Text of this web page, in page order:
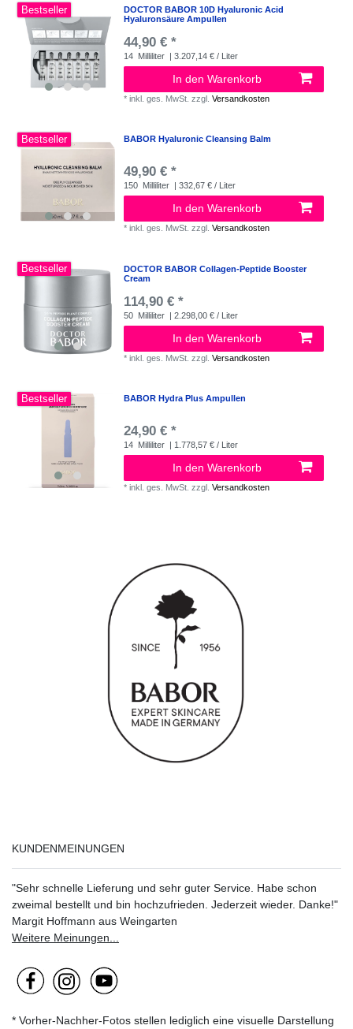
Bestseller
DOCTOR BABOR 10D Hyaluronic Acid
Hyaluronsäure Ampullen
44,90 € *
14 Milliliter | 3.207,14 € / Liter
In den Warenkorb
*inkl. ges. MwSt. zzgl.Versandkosten
Bestseller BABOR Hyaluronic Cleansing Balm
49,90 € *
150 Milliliter | 332,67 € / Liter
In den Warenkorb
*inkl. ges. MwSt. zzgl.Versandkosten
Bestseller
DOCTOR BABOR Collagen-Peptide Booster
Cream
114,90 € *
50 Milliliter | 2.298,00 € / Liter
In den Warenkorb
*inkl. ges. MwSt. zzgl.Versandkosten
Bestseller BABOR Hydra Plus Ampullen
24,90 € *
14 Milliliter | 1.778,57 € / Liter
In den Warenkorb
*inkl. ges. MwSt. zzgl.Versandkosten
KUNDENMEINUNGEN
"Sehr schnelle Lieferung und sehr guter Service. Habe schon
zweimal bestellt und bin hochzufrieden. Jederzeit wieder. Danke!"
Margit Hoffmann aus Weingarten
Weitere Meinungen...
* Vorher-Nachher-Fotos stellen lediglich eine visuelle Darstellung